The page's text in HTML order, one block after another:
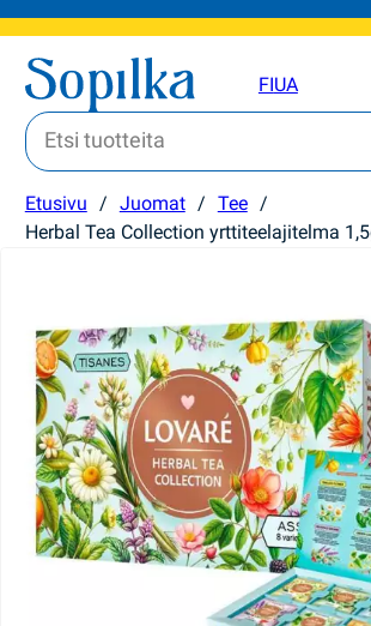
FIUA
Etusivu / Juomat / Tee /
Herbal Tea Collection yrttiteelajitelma